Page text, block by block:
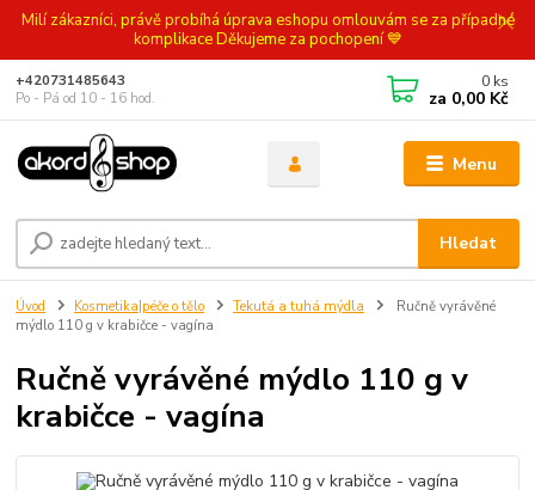
Milí zákazníci, právě probíhá úprava eshopu omlouvám se za případné
komplikace Děkujeme za pochopení 💙
Menu
Hledat
+420731485643
Po - Pá od 10 - 16 hod.
0 ks
za 0,00 Kč
Úvod Kosmetika|péče o tělo Tekutá a tuhá mýdla
Ručně vyrávěné
mýdlo 110 g v krabičce - vagína
Ručně vyrávěné mýdlo 110 g v
krabičce - vagína